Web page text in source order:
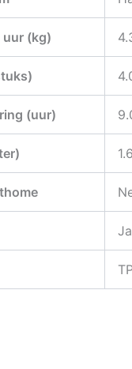
(kg)
(uur)
Ja